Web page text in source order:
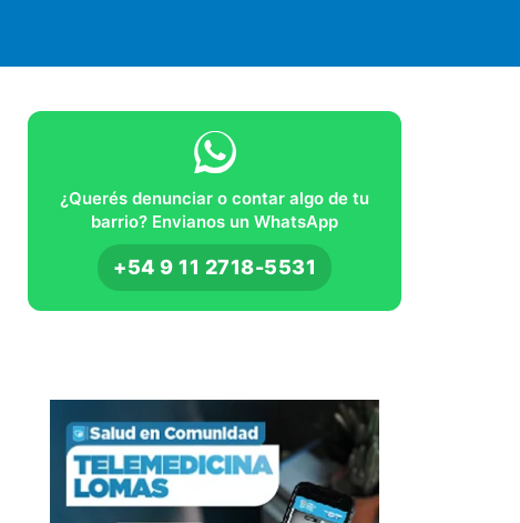
¿Querés denunciar o contar algo de tu
barrio? Envianos un WhatsApp
+54 9 11 2718-5531